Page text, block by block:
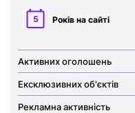
5 Років на сайті
Активних оголошень
Ексклюзивних об'єктів
Рекламна активність